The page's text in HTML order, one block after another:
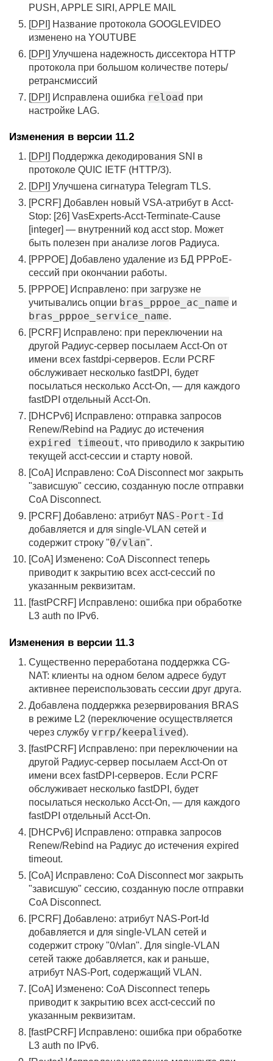
PUSH, APPLE SIRI, APPLE MAIL
[DPI ] Название протокола GOOGLEVIDEO
изменено на YOUTUBE
[DPI ] Улучшена надежность диссектора HTTP
протокола при большом количестве потерь/
ретрансмиссий
[DPI ] Исправлена ошибка reload при
настройке LAG.
Изменения в версии 11.2
[DPI ] Поддержка декодирования SNI в
протоколе QUIC IETF (HTTP/3).
[DPI ] Улучшена сигнатура Telegram TLS.
[PCRF] Добавлен новый VSA-атрибут в Acct-
Stop: [26] VasExperts-Acct-Terminate-Cause
[integer] — внутренний код acct stop. Может
быть полезен при анализе логов Радиуса.
[PPPOE] Добавлено удаление из БД PPPoE-
сессий при окончании работы.
[PPPOE] Исправлено: при загрузке не
учитывались опции bras_pppoe_ac_name и
bras_pppoe_service_name.
[PCRF] Исправлено: при переключении на
другой Радиус-сервер посылаем Acct-On от
имени всех fastdpi-серверов. Если PCRF
обслуживает несколько fastDPI, будет
посылаться несколько Acct-On, — для каждого
fastDPI отдельный Acct-On.
[DHCPv6] Исправлено: отправка запросов
Renew/Rebind на Радиус до истечения
expired timeout, что приводило к закрытию
текущей acct-сессии и старту новой.
[CoA] Исправлено: CoA Disconnect мог закрыть
"зависшую" сессию, созданную после отправки
CoA Disconnect.
[PCRF] Добавлено: атрибут NAS-Port-Id
добавляется и для single-VLAN сетей и
содержит строку "0/vlan".
[CoA] Изменено: CoA Disconnect теперь
приводит к закрытию всех acct-сессий по
указанным реквизитам.
[fastPCRF] Исправлено: ошибка при обработке
L3 auth по IPv6.
Изменения в версии 11.3
Существенно переработана поддержка CG-
NAT: клиенты на одном белом адресе будут
активнее переиспользовать сессии друг друга.
Добавлена поддержка резервирования BRAS
в режиме L2 (переключение осуществляется
через службу vrrp/keepalived).
[fastPCRF] Исправлено: при переключении на
другой Радиус-сервер посылаем Acct-On от
имени всех fastDPI-серверов. Если PCRF
обслуживает несколько fastDPI, будет
посылаться несколько Acct-On, — для каждого
fastDPI отдельный Acct-On.
[DHCPv6] Исправлено: отправка запросов
Renew/Rebind на Радиус до истечения expired
timeout.
[CoA] Исправлено: CoA Disconnect мог закрыть
"зависшую" сессию, созданную после отправки
CoA Disconnect.
[PCRF] Добавлено: атрибут NAS-Port-Id
добавляется и для single-VLAN сетей и
содержит строку "0/vlan". Для single-VLAN
сетей также добавляется, как и раньше,
атрибут NAS-Port, содержащий VLAN.
[CoA] Изменено: CoA Disconnect теперь
приводит к закрытию всех acct-сессий по
указанным реквизитам.
[fastPCRF] Исправлено: ошибка при обработке
L3 auth по IPv6.